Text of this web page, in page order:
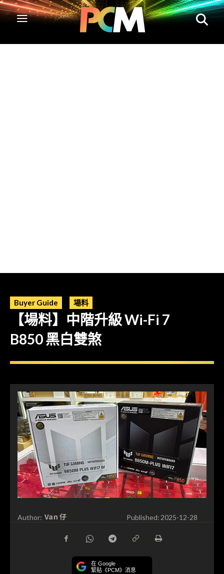
Buyer Guide 場料
【場料】中階升級 Wi-Fi 7
B850 黑白雙煞
Author: Van 仔 Published: 2025-12-28
在 Google
緊貼《PCM》消息